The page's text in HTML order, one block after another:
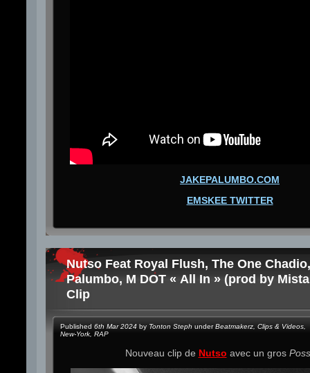
JAKEPALUMBO.COM
EMSKEE TWITTER
Nutso Feat Royal Flush, The One
Palumbo, M DOT « All In » (prod by
Clip
Published 6th Mar 2024 by Tonton Steph underBeatmakerz Clips & Videos
New-York RAP
Nouveau clip de Nutso avec un gros